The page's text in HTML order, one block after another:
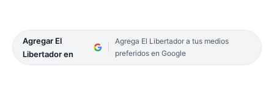
Agregar El
Libertador en
Agrega El Libertador a tus medios
preferidos en Google